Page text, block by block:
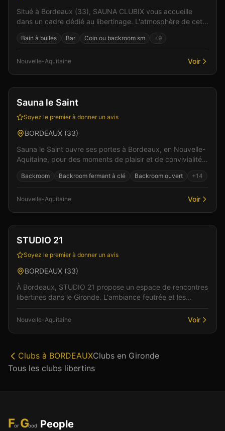
Situé à Bordeaux (33), SAUNA CLUBIX vous accueille
dans un cadre dédié au libertinage. L'atmosphère de cet
Bain à bulles Bar Coin ou backroom sm +9
Nouvelle-Aquitaine Voir
Club Sauna +5
Sauna le Saint
Soyez le premier à donner un avis
BORDEAUX (33)
Sauna le Saint ouvre ses portes à Bordeaux, en Nouvelle-
Aquitaine, pour des moments de plaisir et de convivialité.
Backroom Backroom fermant à clé Backroom ouvert +14
Nouvelle-Aquitaine Voir
Club
STUDIO 21
Soyez le premier à donner un avis
BORDEAUX (33)
À Bordeaux, STUDIO 21 propose un espace de rencontres
libertines dans le Gironde. L'ambiance feutrée et les
Nouvelle-Aquitaine Voir
Clubs à BORDEAUXClubs en Gironde
Tous les clubs libertins
For Good People